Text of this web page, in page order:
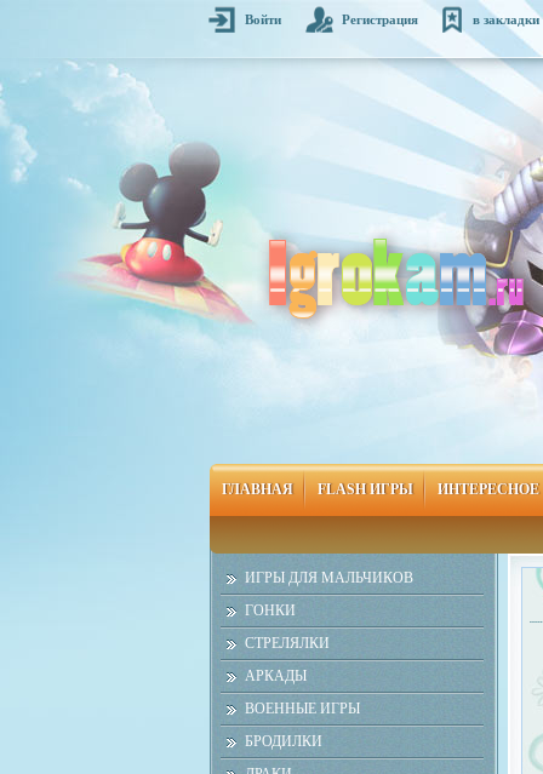
Войти Регистрация в закладки
ГЛАВНАЯ FLASH ИГРЫ ИНТЕРЕСНОЕ
ИГРЫ ДЛЯ МАЛЬЧИКОВ
ГОНКИ
СТРЕЛЯЛКИ
АРКАДЫ
ВОЕННЫЕ ИГРЫ
БРОДИЛКИ